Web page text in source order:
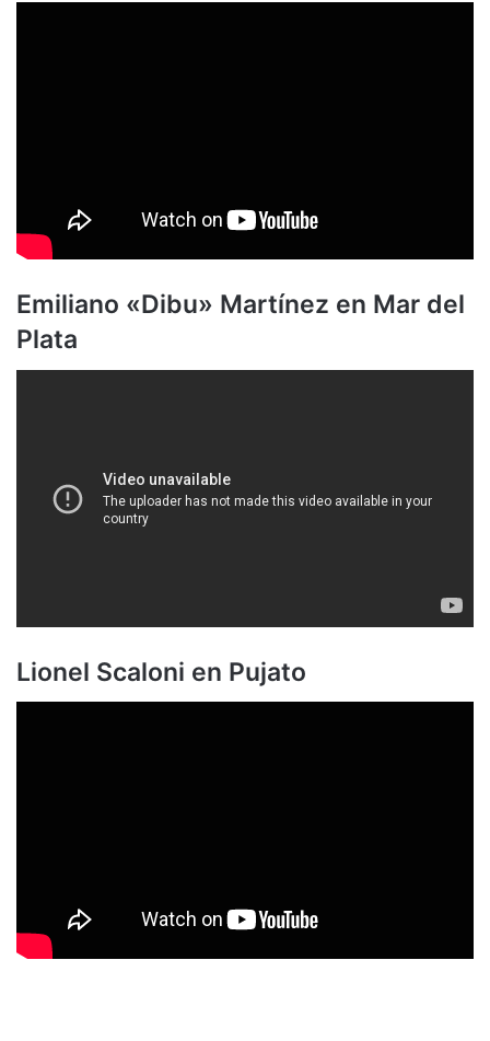
Emiliano «Dibu» Martínez en Mar del
Plata
Lionel Scaloni en Pujato